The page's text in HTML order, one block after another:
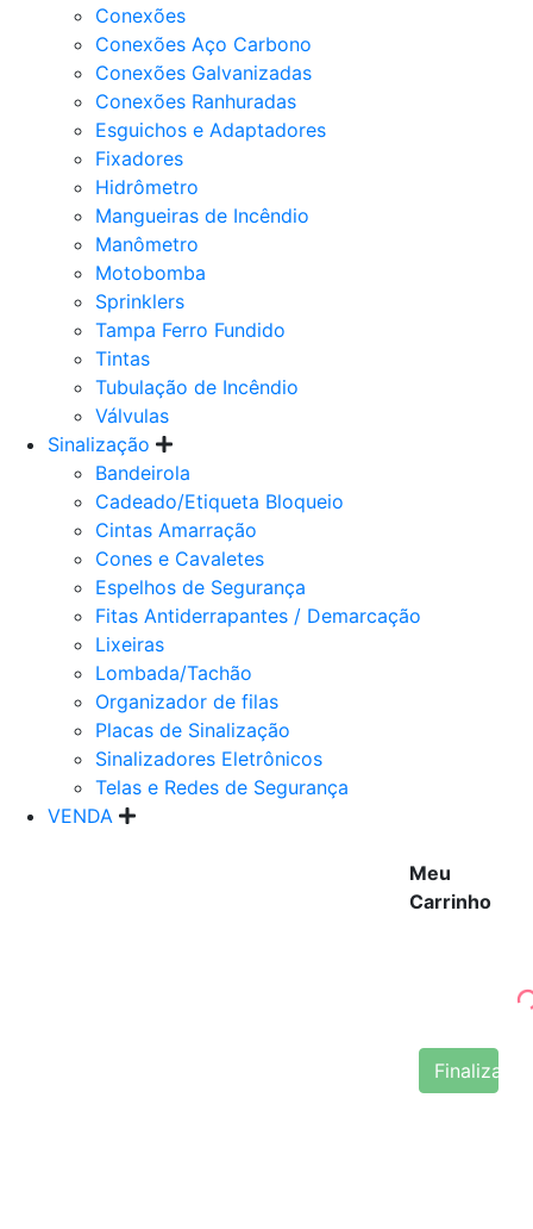
Conexões
Conexões Aço Carbono
Conexões Galvanizadas
Conexões Ranhuradas
Esguichos e Adaptadores
Fixadores
Hidrômetro
Mangueiras de Incêndio
Manômetro
Motobomba
Sprinklers
Tampa Ferro Fundido
Tintas
Tubulação de Incêndio
Válvulas
Sinalização
Bandeirola
Cadeado/Etiqueta Bloqueio
Cintas Amarração
Cones e Cavaletes
Espelhos de Segurança
Fitas Antiderrapantes / Demarcação
Lixeiras
Lombada/Tachão
Organizador de filas
Placas de Sinalização
Sinalizadores Eletrônicos
Telas e Redes de Segurança
VENDA
Meu
Carrinho
Finalizar